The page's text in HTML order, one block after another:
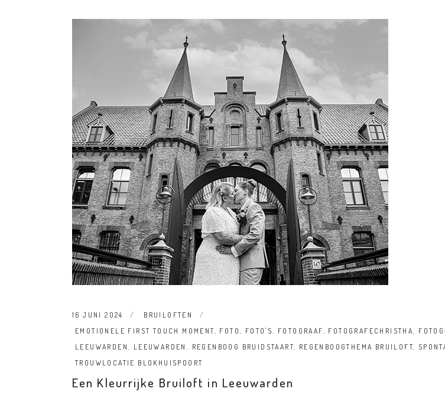
16 JUNI 2024
BRUILOFTEN
EMOTIONELE FIRST TOUCH MOMENT, FOTO, FOTO'S, FOTOGRAAF, FOTOGRAFECHRISTHA,
LEEUWARDEN, LEEUWARDEN , REGENBOOG BRUIDSTAART, REGENBOOGTHEMA BRUILOFT,
TROUWLOCATIE BLOKHUISPOORT
Een Kleurrijke Bruiloft in Leeuwarden